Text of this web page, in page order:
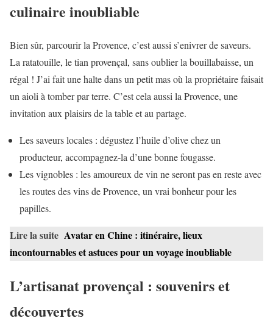
culinaire inoubliable
Bien sûr, parcourir la Provence, c’est aussi s’enivrer de saveurs.
La ratatouille, le tian provençal, sans oublier la bouillabaisse, un
régal ! J’ai fait une halte dans un petit mas où la propriétaire faisait
un aioli à tomber par terre. C’est cela aussi la Provence, une
invitation aux plaisirs de la table et au partage.
Les saveurs locales : dégustez l’huile d’olive chez un
producteur, accompagnez-la d’une bonne fougasse.
Les vignobles : les amoureux de vin ne seront pas en reste avec
les routes des vins de Provence, un vrai bonheur pour les
papilles.
Lire la suite Avatar en Chine : itinéraire, lieux
incontournables et astuces pour un voyage inoubliable
L’artisanat provençal : souvenirs et
découvertes